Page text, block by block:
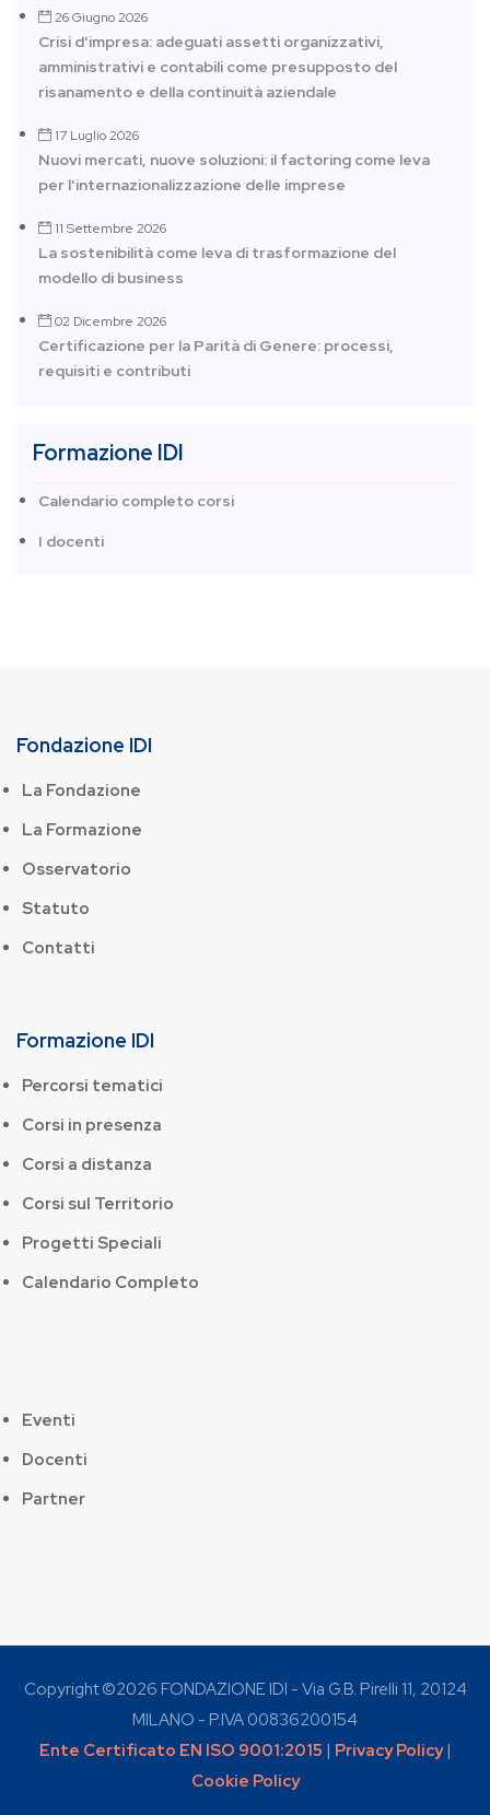
26 Giugno 2026
Crisi d'impresa: adeguati assetti organizzativi,
amministrativi e contabili come presupposto del
risanamento e della continuità aziendale
17 Luglio 2026
Nuovi mercati, nuove soluzioni: il factoring come leva
per l'internazionalizzazione delle imprese
11 Settembre 2026
La sostenibilità come leva di trasformazione del
modello di business
02 Dicembre 2026
Certificazione per la Parità di Genere: processi,
requisiti e contributi
Formazione IDI
Calendario completo corsi
I docenti
Fondazione IDI
La Fondazione
La Formazione
Osservatorio
Statuto
Contatti
Formazione IDI
Percorsi tematici
Corsi in presenza
Corsi a distanza
Corsi sul Territorio
Progetti Speciali
Calendario Completo
Eventi
Docenti
Partner
Copyright ©2026 FONDAZIONE IDI - Via G.B. Pirelli 11, 20124
MILANO - P.IVA 00836200154
Ente Certificato EN ISO 9001:2015 | Privacy Policy|
Cookie Policy